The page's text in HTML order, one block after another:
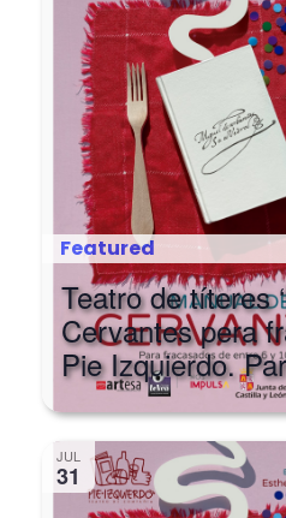
Featured
Teatro de títeres
Cervantes pera
Pie Izquierdo.
JUL
31